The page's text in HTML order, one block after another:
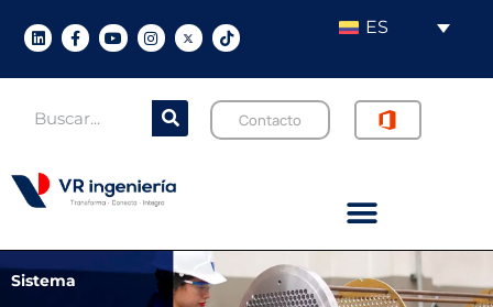
ES
Contacto
Sistema